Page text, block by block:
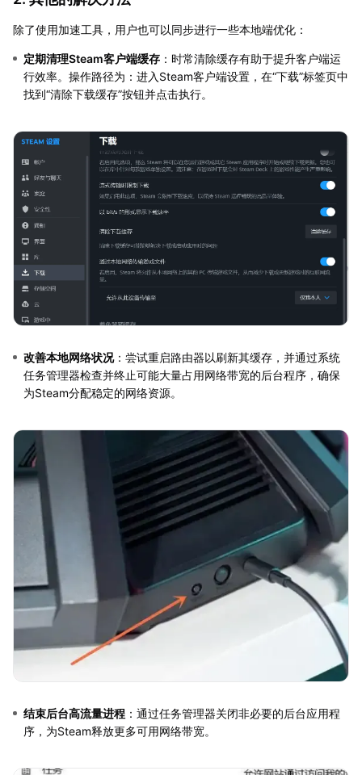
除了使用加速工具，用户也可以同步进行一些本地端优化：
定期清理Steam客户端缓存 ：时常清除缓存有助于提升客户端运
行效率。操作路径为：进入Steam客户端设置，在“下载”标签页中
找到“清除下载缓存”按钮并点击执行。
改善本地网络状况：尝试重启路由器以刷新其缓存，并通过系统
任务管理器检查并终止可能大量占用网络带宽的后台程序，确保
为Steam分配稳定的网络资源。
结束后台高流量进程 ：通过任务管理器关闭非必要的后台应用程
序，为Steam释放更多可用网络带宽。